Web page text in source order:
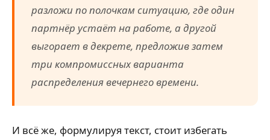
разложи по полочкам ситуацию, где один
партнёр устаёт на работе, а другой
выгорает в декрете, предложив затем
три компромиссных варианта
распределения вечернего времени.
И всё же, формулируя текст, стоит избегать